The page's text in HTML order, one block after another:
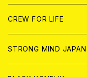
ANALOG
ANALOG
CD
ANALOG
CD
ANALOG
WORLD
CD
ANALOG
JAPAN
CD
ANALOG
WORLD
CREW FOR LIFE
STRONG MIND JAPAN